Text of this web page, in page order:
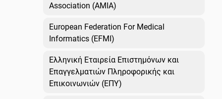
Association (AMIA)
European Federation For Medical
Informatics (EFMI)
Ελληνική Εταιρεία Επιστημόνων και
Επαγγελματιών Πληροφορικής και
Επικοινωνιών (ΕΠΥ)